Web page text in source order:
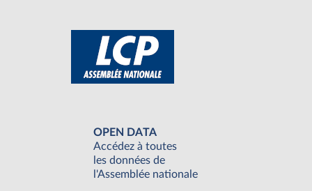
OPEN DATA
Accédez à toutes
les données de
l'Assemblée nationale